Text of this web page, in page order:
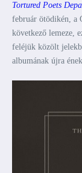
Tortured Poets
február ötödikén, a
következő lemeze,
feléjük közölt
albumának újra